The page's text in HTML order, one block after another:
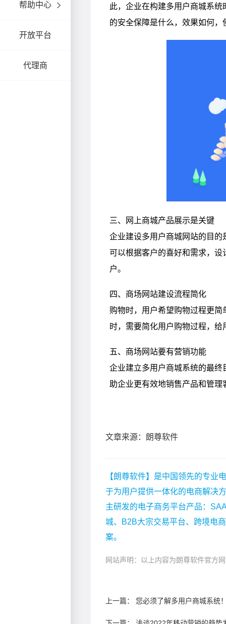
帮助中心
开放平台
代理商
文章来源：朗尊软件
【朗尊软件】是中国领先的专业
于为用户提供一体化的电商解决
主研发的电子商务平台产品：
城、B2B大宗交易平台、跨境电
案。
网站声明：以上内容为朗尊软件官方
上一篇： 您必须了解多用户商城系统